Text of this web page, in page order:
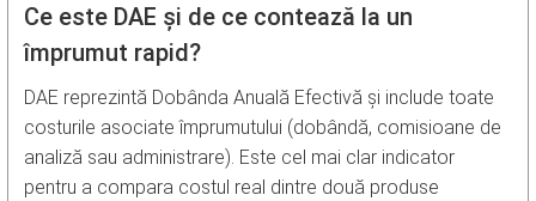
Ce este DAE și de ce contează la un
împrumut rapid?
DAE reprezintă Dobânda Anuală Efectivă și include toate
costurile asociate împrumutului (dobândă, comisioane de
analiză sau administrare). Este cel mai clar indicator
pentru a compara costul real dintre două produse